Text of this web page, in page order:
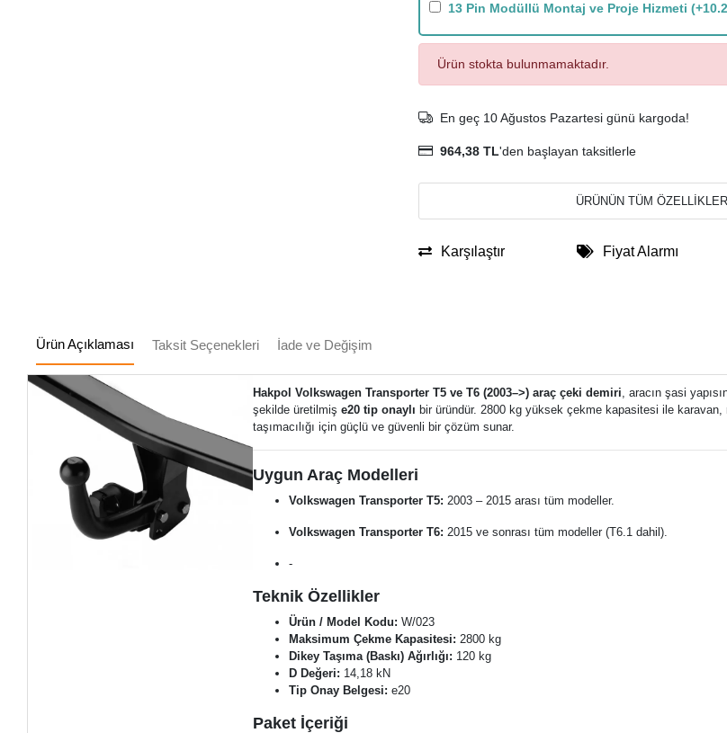
13 Pin Modüllü Montaj ve Proje Hizmeti
Ürün stokta bulunmamaktadır.
En geç 10 Ağustos Pazartesi günü kargoda!
964,38 TL'den başlayan taksitlerle
ÜRÜNÜN TÜM ÖZELLİKLERİ
Karşılaştır Fiyat Alarmı
Ürün Açıklaması Taksit Seçenekleri İade ve Değişim
Hakpol Volkswagen Transporter T5 ve T6 (2003–>) araç çeki demiri, aracın şasi
şekilde üretilmişe20 tip onaylı bir üründür. 2800 kg yüksek çekme kapasitesi ile
taşımacılığı için güçlü ve güvenli bir çözüm sunar.
Uygun Araç Modelleri
Volkswagen Transporter T5: 2003 – 2015 arası tüm modeller.
Volkswagen Transporter T6: 2015 ve sonrası tüm modeller (T6.1 dahil).
-
Teknik Özellikler
Ürün / Model Kodu: W/023
Maksimum Çekme Kapasitesi: 2800 kg
Dikey Taşıma (Baskı) Ağırlığı: 120 kg
D Değeri: 14,18 kN
Tip Onay Belgesi: e20
Paket İçeriği